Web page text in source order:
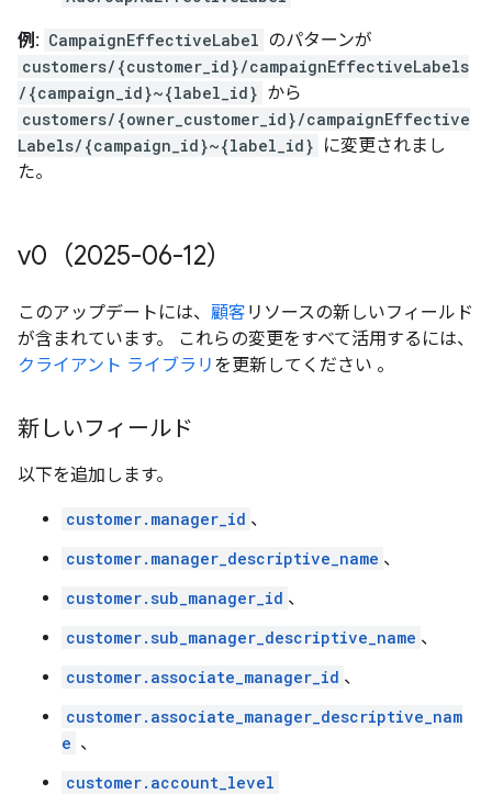
例: CampaignEffectiveLabel のパターンが
customers/{customer_id}/campaignEffectiveLabels
/{campaign_id}~{label_id} から
customers/{owner_customer_id}/campaignEffective
Labels/{campaign_id}~{label_id} に変更されまし
た。
v0（2025-06-12）
このアップデートには、 顧客 リソースの新しいフィールド
が含まれています。 これらの変更をすべて活用するには、
クライアント ライブラリ を更新してください 。
新しいフィールド
以下を追加します。
customer.manager_id 、
customer.manager_descriptive_name 、
customer.sub_manager_id 、
customer.sub_manager_descriptive_name 、
customer.associate_manager_id 、
customer.associate_manager_descriptive_nam
e 、
customer.account_level